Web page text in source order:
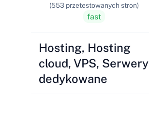
(553 przetestowanych stron)
fast
Hosting, Hosting
cloud, VPS, Serwery
dedykowane